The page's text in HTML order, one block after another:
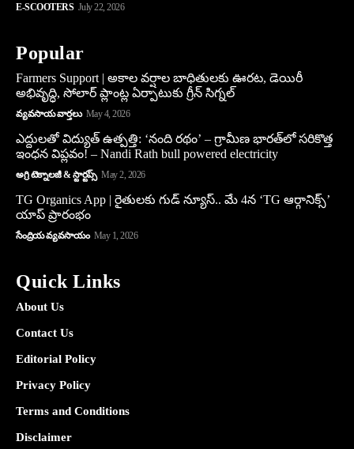
E-SCOOTERS July 22, 2026
Popular
Farmers Support | అకాల వర్షాల బాధితులకు ఊరట, డెయిరీ
అభివృద్ధి, సోలార్ ప్లాంట్ల ఏర్పాటుకు గ్రీన్‌ సిగ్నల్
వ్యవసాయ వార్తలు May 4, 2026
ఎద్దులతో విద్యుత్ ఉత్పత్తి: ‘నంది రథం’ – గ్రామీణ భారత్‌లో సరికొత్త
ఇంధన విప్లవం! – Nandi Rath bull powered electricity
అగ్రి టెక్నాలజీ & స్టార్టప్స్ May 2, 2026
TG Organics App | రైతులకు గుడ్ న్యూస్.. మే 4న ‘TG ఆర్గానిక్స్’
యాప్ ప్రారంభం
సేంద్రియ వ్యవసాయం May 1, 2026
Quick Links
About Us
Contact Us
Editorial Policy
Privacy Policy
Terms and Conditions
Disclaimer